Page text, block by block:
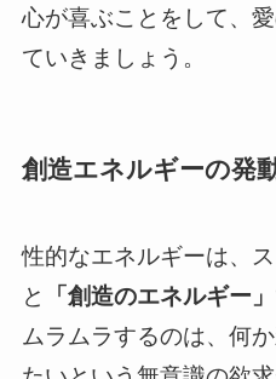
心が喜ぶことをして、
ていきましょう。
創造エネルギーの発
性的なエネルギーは、
と
「創造のエネルギー」
ムラムラするのは、何